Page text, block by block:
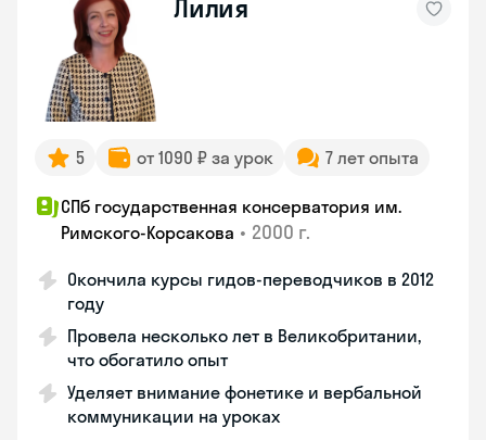
Лилия
5 от 1090 ₽ за урок 7 лет опыта
СПб государственная консерватория им.
Римского-Корсакова • 2000 г.
Окончила курсы гидов-переводчиков в 2012
году
Провела несколько лет в Великобритании,
что обогатило опыт
Уделяет внимание фонетике и вербальной
коммуникации на уроках